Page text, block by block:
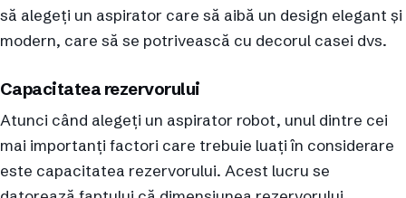
să alegeți un aspirator care să aibă un design elegant și
modern, care să se potrivească cu decorul casei dvs.
Capacitatea rezervorului
Atunci când alegeți un aspirator robot, unul dintre cei
mai importanți factori care trebuie luați în considerare
este capacitatea rezervorului. Acest lucru se